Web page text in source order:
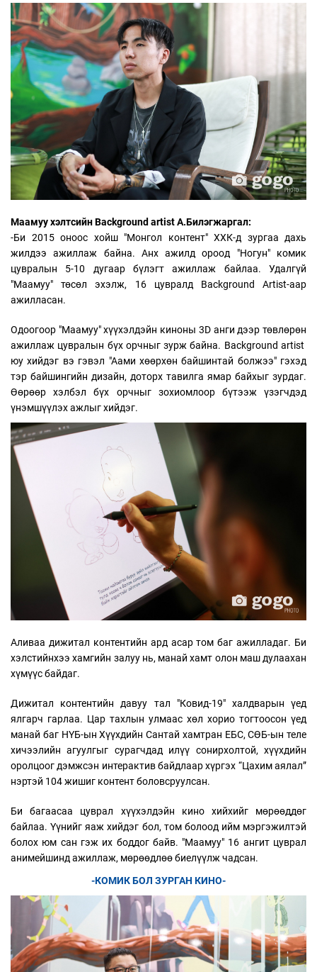
Маамуу хэлтсийн Background artist А.Билэгжаргал:
-Би 2015 оноос хойш "Монгол контент" ХХК-д зургаа дахь
жилдээ ажиллаж байна. Анх ажилд ороод "Ногун" комик
цувралын 5-10 дугаар бүлэгт ажиллаж байлаа. Удалгүй
"Маамуу" төсөл эхэлж, 16 цувралд Background Artist-аар
ажилласан.
Одоогоор "Маамуу" хүүхэлдэйн киноны 3D анги дээр төвлөрөн
ажиллаж цувралын бүх орчныг зурж байна. Background artist
юу хийдэг вэ гэвэл "Аами хөөрхөн байшинтай болжээ" гэхэд
тэр байшингийн дизайн, доторх тавилга ямар байхыг зурдаг.
Өөрөөр хэлбэл бүх орчныг зохиомлоор бүтээж үзэгчдэд
үнэмшүүлэх ажлыг хийдэг.
Аливаа дижитал контентийн ард асар том баг ажилладаг. Би
хэлстийнхээ хамгийн залуу нь, манай хамт олон маш дулаахан
хүмүүс байдаг.
Дижитал контентийн давуу тал "Ковид-19" халдварын үед
ялгарч гарлаа. Цар тахлын улмаас хөл хорио тогтоосон үед
манай баг НҮБ-ын Хүүхдийн Сантай хамтран ЕБС, СӨБ-ын теле
хичээлийн агуулгыг сурагчдад илүү сонирхолтой, хүүхдийн
оролцоог дэмжсэн интерактив байдлаар хүргэх “Цахим аялал”
нэртэй 104 жишиг контент боловсруулсан.
Би багаасаа цуврал хүүхэлдэйн кино хийхийг мөрөөддөг
байлаа. Үүнийг яаж хийдэг бол, том болоод ийм мэргэжилтэй
болох юм сан гэж их боддог байв. "Маамуу" 16 ангит цуврал
анимейшинд ажиллаж, мөрөөдлөө биелүүлж чадсан.
-КОМИК БОЛ ЗУРГАН КИНО-